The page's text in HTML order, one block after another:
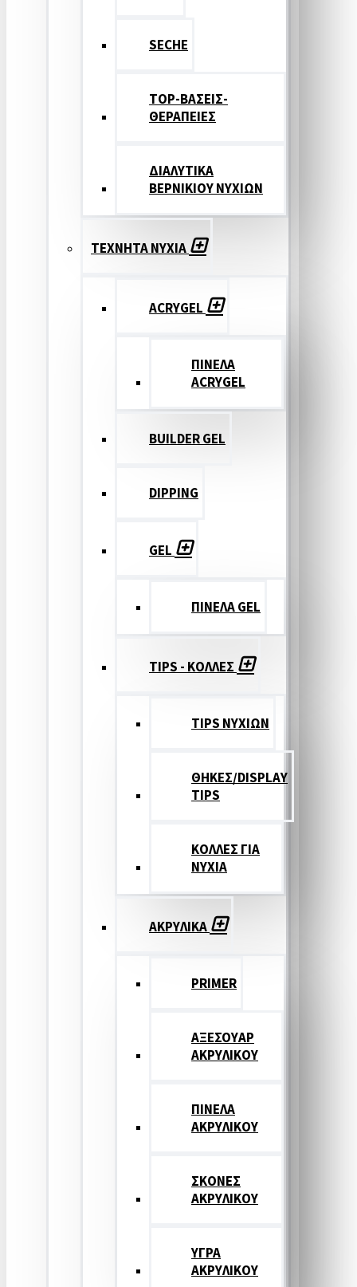
SECHE
TOP-ΒΑΣΕΙΣ-
ΘΕΡΑΠΕΙΕΣ
ΔΙΑΛΥΤΙΚΑ
ΒΕΡΝΙΚΙΟΥ ΝΥΧΙΩΝ
ΤΕΧΝΗΤΑ ΝΥΧΙΑ
ACRYGEL
ΠΙΝΕΛΑ
ACRYGEL
BUILDER GEL
DIPPING
GEL
ΠΙΝΕΛΑ GEL
TIPS - ΚΟΛΛΕΣ
TIPS ΝΥΧΙΩΝ
ΘΗΚΕΣ/DISPLAY
TIPS
ΚΟΛΛΕΣ ΓΙΑ
ΝΥΧΙΑ
ΑΚΡΥΛΙΚΑ
PRIMER
ΑΞΕΣΟΥΑΡ
ΑΚΡΥΛΙΚΟΥ
ΠΙΝΕΛΑ
ΑΚΡΥΛΙΚΟΥ
ΣΚΟΝΕΣ
ΑΚΡΥΛΙΚΟΥ
ΥΓΡΑ
ΑΚΡΥΛΙΚΟΥ